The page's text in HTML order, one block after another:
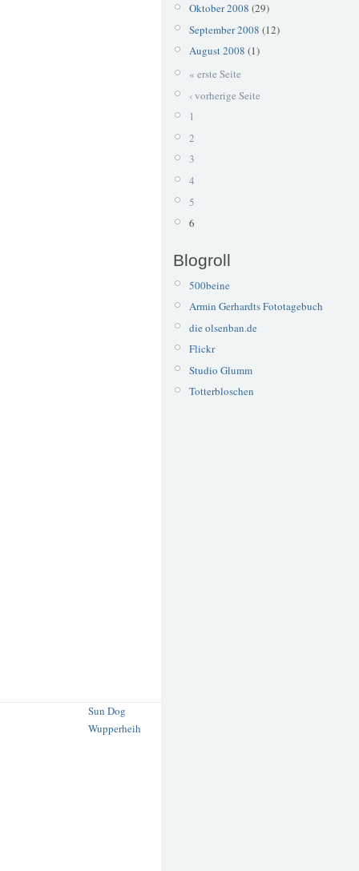
Sun Dog
Wupperheih
Oktober 2008 (29)
September 2008 (12)
August 2008 (1)
« erste Seite
‹ vorherige Seite
1
2
3
4
5
6
Blogroll
500beine
Armin Gerhardts Fototagebuch
die olsenban.de
Flickr
Studio Glumm
Totterbloschen